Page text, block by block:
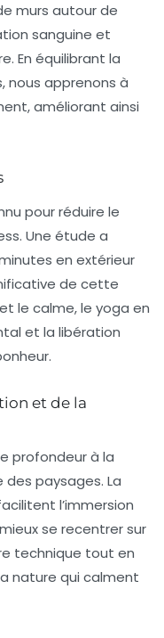
murs autour de
sanguine et
En équilibrant la
nous apprenons à
améliorant ainsi
pour réduire le
Une étude a
en extérieur
de cette
le calme, le yoga en
et la libération
et de la
profondeur à la
paysages. La
l’immersion
se recentrer sur
technique tout en
nature qui calment